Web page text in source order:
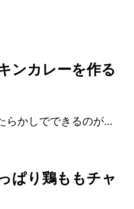
ンカレーを作る
材料を切ったあとはほったらかしでできるのが良い
ぱり鶏ももチャ